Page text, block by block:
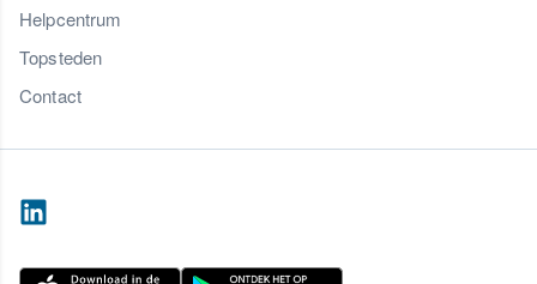
Helpcentrum
Topsteden
Contact